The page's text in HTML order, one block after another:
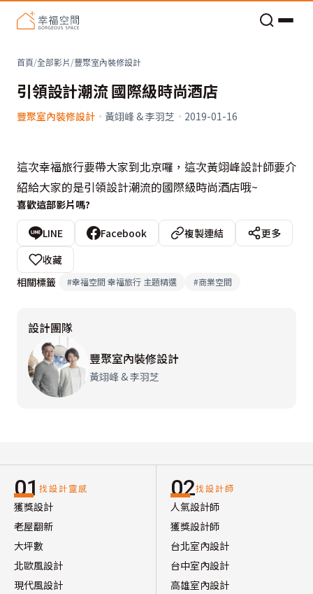
首頁/全部影片/豐聚室內裝修設計
引領設計潮流 國際級時尚酒店
豐聚室內裝修設計 · 黃翊峰 & 李羽芝 · 2019-01-16
這次幸福旅行要帶大家到北京囉，這次黃翊峰設計師要介
紹給大家的是引領設計潮流的國際級時尚酒店哦~
喜歡這部影片嗎?
LINE Facebook 複製連結
更多
收藏
相關標籤
#幸福空間 幸福旅行 主題精選 #商業空間
設計團隊
豐聚室內裝修設計
黃翊峰 & 李羽芝
01 找設計靈感
獲獎設計
老屋翻新
大坪數
北歐風設計
現代風設計
02找設計師
人氣設計師
獲獎設計師
台北室內設計
台中室內設計
高雄室內設計